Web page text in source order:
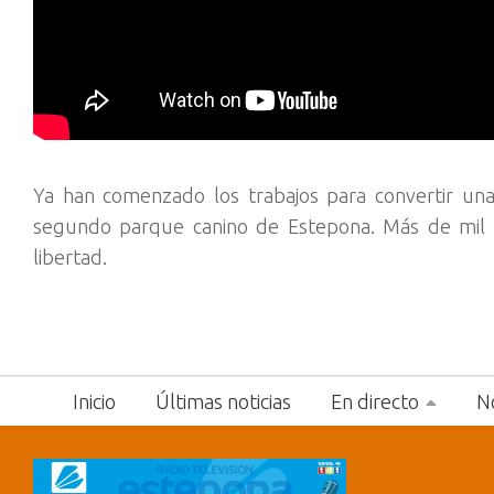
Ya han comenzado los trabajos para convertir
segundo parque canino de Estepona. Más de
libertad.
Inicio Últimas noticias En directo